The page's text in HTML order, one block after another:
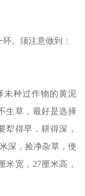
。须注意做到：
未种过作物的黄泥
生草，最好是选择
犁得早，耕得深，
深，捡净杂草，使
米宽，27厘米高，